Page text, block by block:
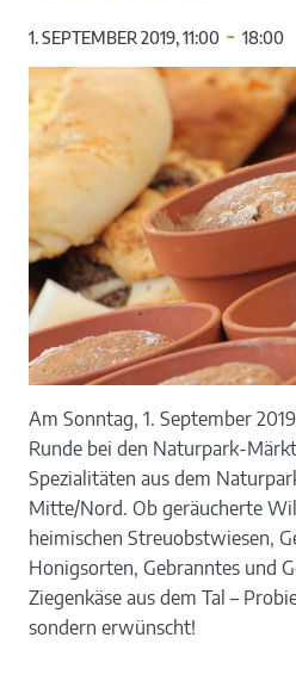
1. SEPTEMBER 2019, 11:00 - 18:00
Am Sonntag, 1. September
Runde bei den Naturpark-
Spezialitäten aus dem
Mitte/Nord. Ob geräucherte
heimischen Streuobstwiesen,
Honigsorten, Gebranntes und
Ziegenkäse aus dem Tal –
sondern erwünscht!